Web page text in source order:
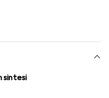
conosciuta tecnologia
e assenza di disturbi
mensili.
sintesi